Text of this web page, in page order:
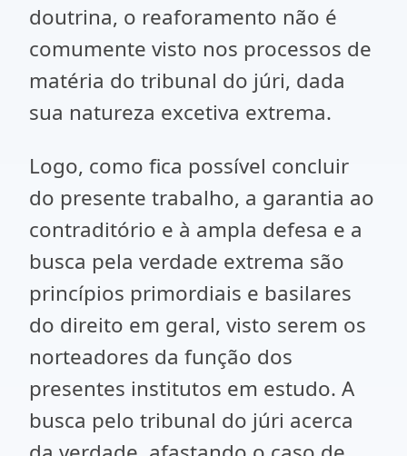
doutrina, o reaforamento não é
comumente visto nos processos de
matéria do tribunal do júri, dada
sua natureza excetiva extrema.
Logo, como fica possível concluir
do presente trabalho, a garantia ao
contraditório e à ampla defesa e a
busca pela verdade extrema são
princípios primordiais e basilares
do direito em geral, visto serem os
norteadores da função dos
presentes institutos em estudo. A
busca pelo tribunal do júri acerca